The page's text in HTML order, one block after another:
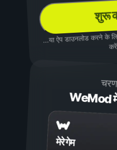
शुरू
...या ऐप डाउनलोड करने के
करें
WeMod
मेरे गेम